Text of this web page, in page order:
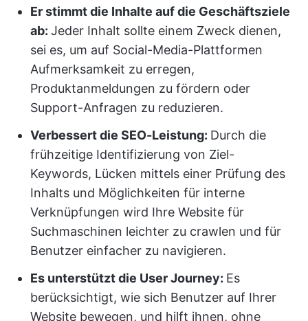
Er stimmt die Inhalte auf die Geschäftsziele
ab: Jeder Inhalt sollte einem Zweck dienen,
sei es, um auf Social-Media-Plattformen
Aufmerksamkeit zu erregen,
Produktanmeldungen zu fördern oder
Support-Anfragen zu reduzieren.
Verbessert die SEO-Leistung: Durch die
frühzeitige Identifizierung von Ziel-
Keywords, Lücken mittels einer Prüfung des
Inhalts und Möglichkeiten für interne
Verknüpfungen wird Ihre Website für
Suchmaschinen leichter zu crawlen und für
Benutzer einfacher zu navigieren.
Es unterstützt die User Journey: Es
berücksichtigt, wie sich Benutzer auf Ihrer
Website bewegen, und hilft ihnen, ohne